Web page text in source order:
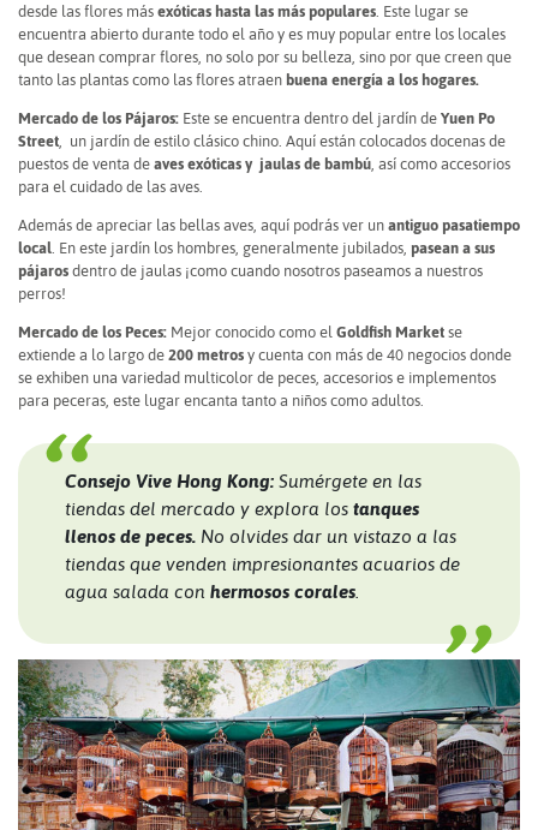
desde las flores más exóticas hasta las más populares. Este lugar se
encuentra abierto durante todo el año y es muy popular entre los locales
que desean comprar flores, no solo por su belleza, sino por que creen que
tanto las plantas como las flores atraen buena energía a los hogares.
Mercado de los Pájaros: Este se encuentra dentro del jardín de Yuen Po
Street, un jardín de estilo clásico chino. Aquí están colocados docenas de
puestos de venta de aves exóticas y jaulas de bambú, así como accesorios
para el cuidado de las aves.
Además de apreciar las bellas aves, aquí podrás ver un antiguo pasatiempo
local. En este jardín los hombres, generalmente jubilados, pasean a sus
pájaros dentro de jaulas ¡como cuando nosotros paseamos a nuestros
perros!
Mercado de los Peces: Mejor conocido como el Goldfish Market se
extiende a lo largo de 200 metros y cuenta con más de 40 negocios donde
se exhiben una variedad multicolor de peces, accesorios e implementos
para peceras, este lugar encanta tanto a niños como adultos.
Consejo Vive Hong Kong: Sumérgete en las
tiendas del mercado y explora los tanques
llenos de peces. No olvides dar un vistazo a las
tiendas que venden impresionantes acuarios de
agua salada con hermosos corales